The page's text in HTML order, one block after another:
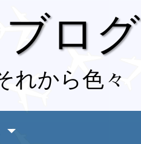
ログ
れから色々